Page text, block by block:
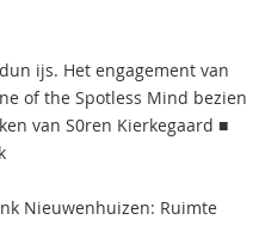
ijs. Het engagement van
of the Spotless Mind bezien
van S0ren Kierkegaard ■
Nieuwenhuizen: Ruimte